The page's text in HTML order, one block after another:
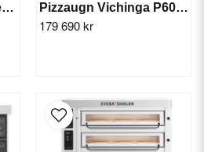
Pizzaugn Sveba Dahlen P-602 High Temp
Pizzaugn Vichinga P602V
179 690 kr